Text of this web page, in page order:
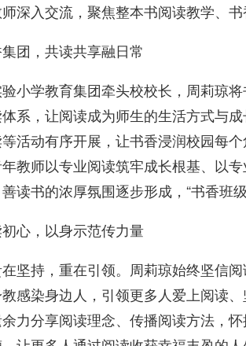
深入交流，聚焦整本书阅读教学、
团，共读共享融日常
小学教育集团牵头校校长，周莉琼
系，让阅读成为师生的生活方式与
活动有序开展，让书香浸润校园每
教师以专业阅读筑牢成长根基、以
读书的浓厚氛围逐步形成，“书香班
心，以身示范传力量
坚持，重在引领。周莉琼始终坚信
感染身边人，引领更多人爱上阅读
力分享阅读理念、传播阅读方法，